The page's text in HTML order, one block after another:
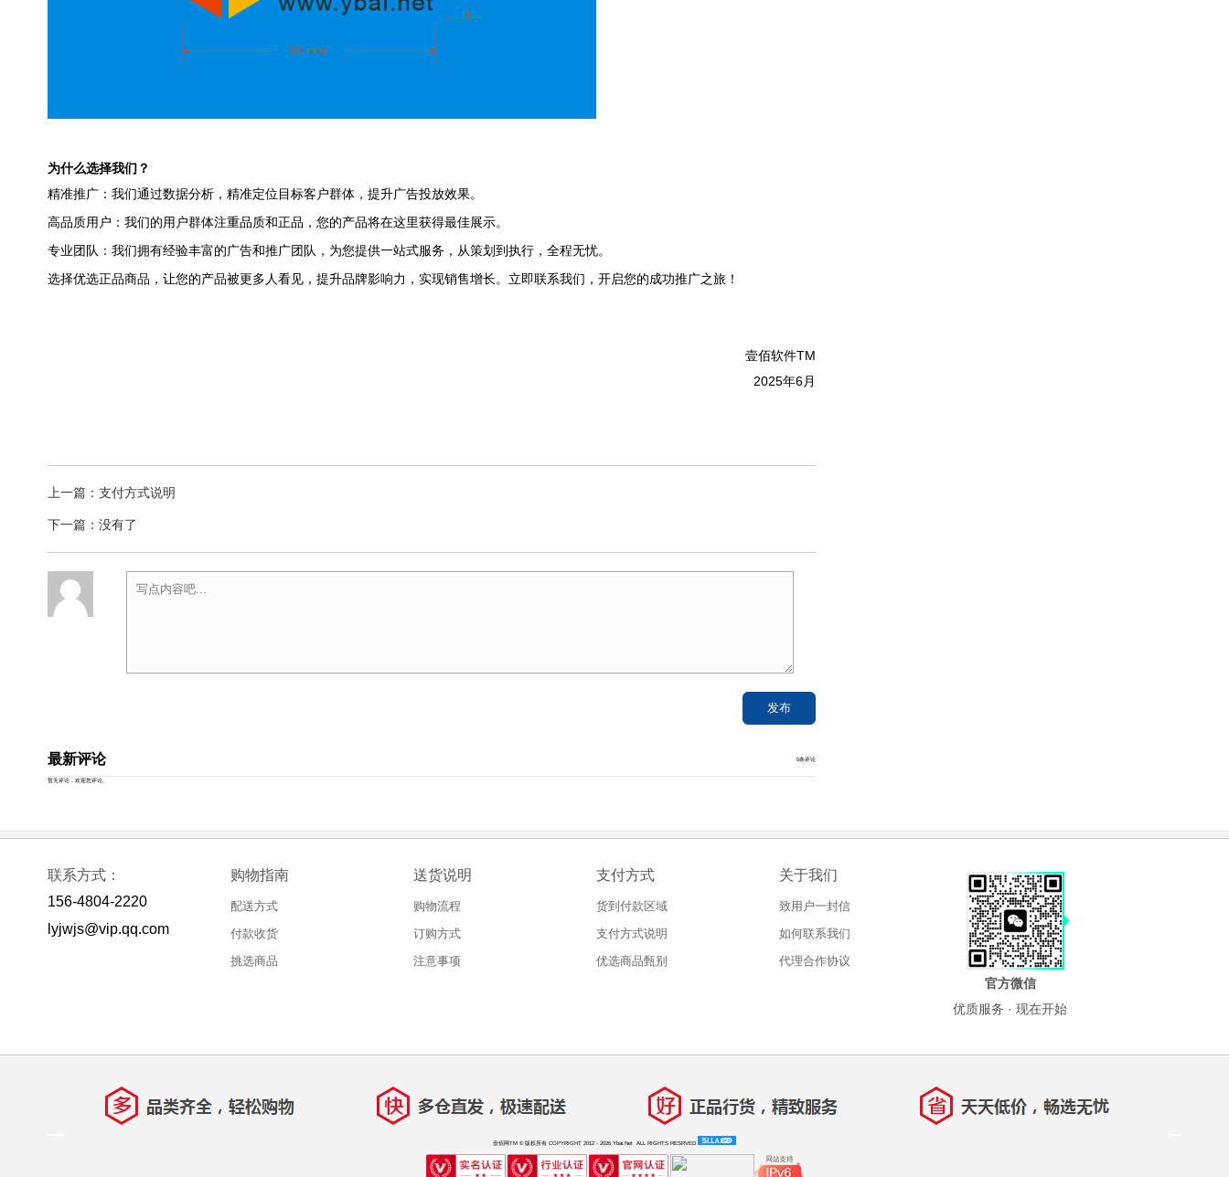
为什么选择我们？
精准推广：我们通过数据分析，精准定位目标客户群体，提升广告投放效果。
高品质用户：我们的用户群体注重品质和正品，您的产品将在这里获得最佳展示。
专业团队：我们拥有经验丰富的广告和推广团队，为您提供一站式服务，从策划到执行，全程无忧。
选择优选正品商品，让您的产品被更多人看见，提升品牌影响力，实现销售增长。立即联系我们，开启您的成功推广之旅！
壹佰软件TM
2025年6月
上一篇： 支付方式说明
下一篇：没有了
最新评论 0条评论
暂无评论，欢迎您评论。
联系方式：
156-4804-2220
lyjwjs@vip.qq.com
购物指南
配送方式
付款收货
挑选商品
送货说明
购物流程
订购方式
注意事项
支付方式
货到付款区域
支付方式说明
优选商品甄别
关于我们
致用户一封信
如何联系我们
代理合作协议
官方微信
优质服务 · 现在开始
壹佰网TM © 版权所有 COPYRIGHT 2012 - 2026 Ybai.Net ALL RIGHTS RESRVED